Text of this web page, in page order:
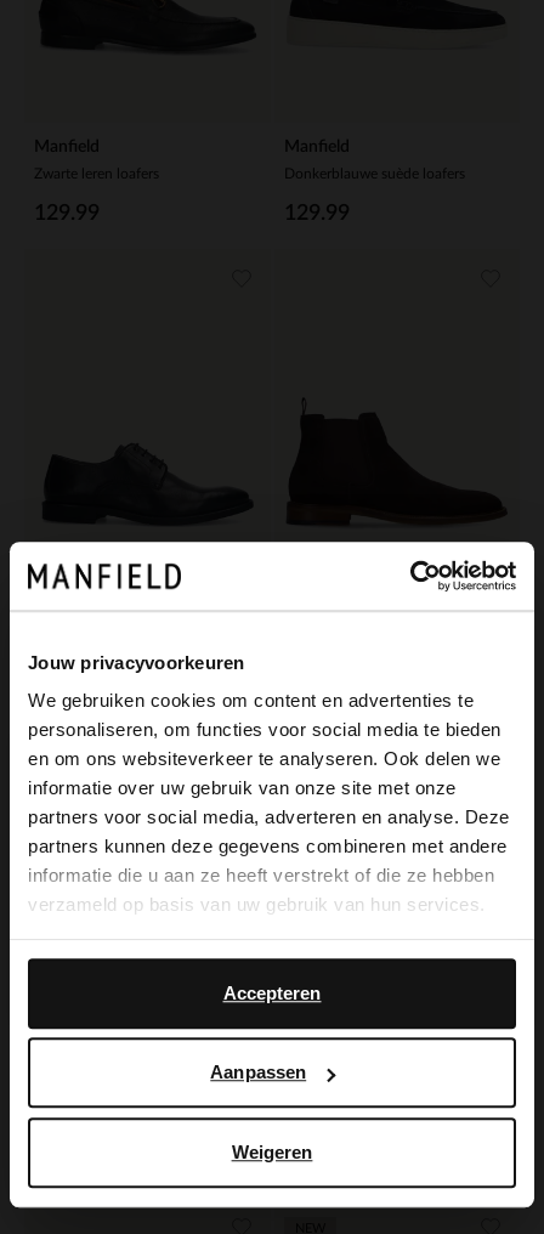
Jouw privacyvoorkeuren
We gebruiken cookies om content en advertenties te
personaliseren, om functies voor social media te bieden
en om ons websiteverkeer te analyseren. Ook delen we
informatie over uw gebruik van onze site met onze
partners voor social media, adverteren en analyse. Deze
partners kunnen deze gegevens combineren met andere
informatie die u aan ze heeft verstrekt of die ze hebben
verzameld op basis van uw gebruik van hun services.
Accepteren
Aanpassen
Weigeren
Manfield
Zwarte leren loafers
129.99
Manfield
Donkerblauwe suède loafers
129.99
Beige suède sneakers Zwarte leren chelsea boots
139.99
NEW ×
View this website in English?
It looks like your language isn't Dutch. Would
you like to switch to English?
English